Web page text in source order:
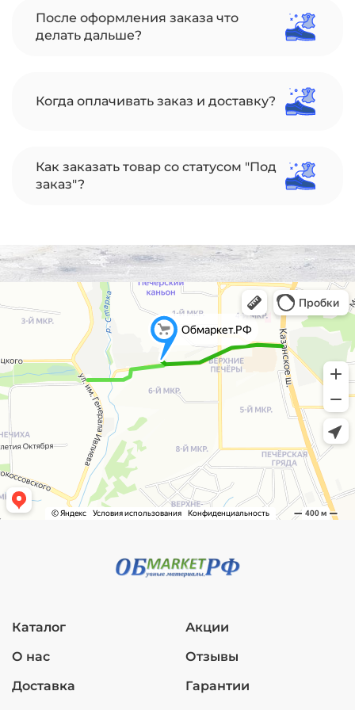
После оформления заказа что
делать дальше?
Когда оплачивать заказ и доставку?
Как заказать товар со статусом "Под
заказ"?
Каталог
О нас
Доставка
Акции
Отзывы
Гарантии